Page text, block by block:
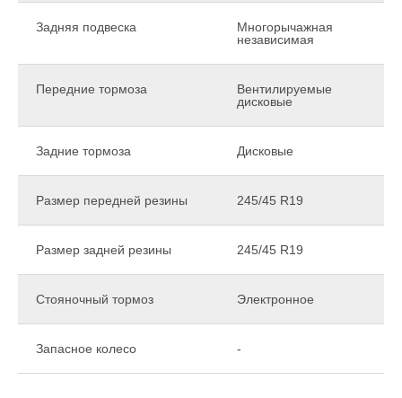
Задняя подвеска
Многорычажная
независимая
Передние тормоза
Вентилируемые
дисковые
Задние тормоза Дисковые
Размер передней резины 245/45 R19
Размер задней резины 245/45 R19
Стояночный тормоз Электронное
Запасное колесо -